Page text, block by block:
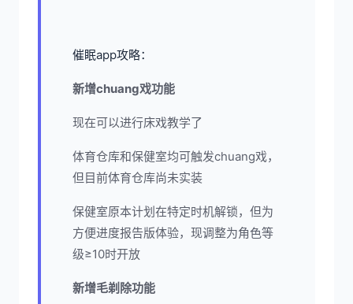
催眠app攻略：
新增chuang戏功能
现在可以进行床戏教学了
体育仓库和保健室均可触发chuang戏，
但目前体育仓库尚未实装
保健室原本计划在特定时机解锁，但为
方便进度报告版体验，现调整为角色等
级≥10时开放
新增毛剃除功能